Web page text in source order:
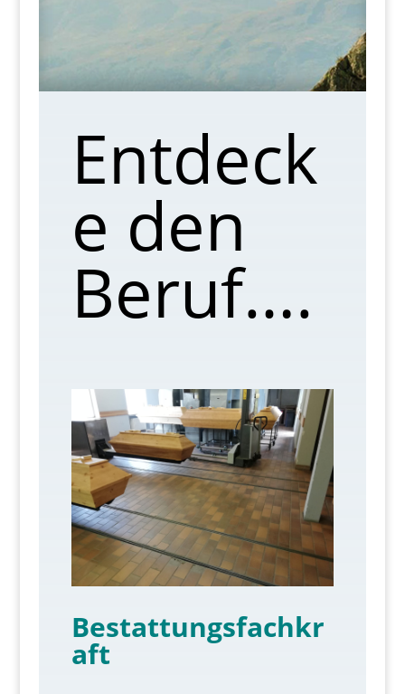
Entdeck
e den
Beruf….
Bestattungsfachkr
aft